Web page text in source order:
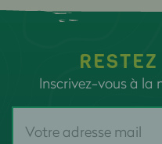
Inscrivez-vous à la